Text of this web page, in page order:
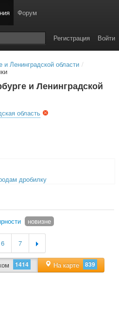
Форум
Войти
Регистрация
Ленинградской области /
и Ленинградской
область
дробилку
новизне
6 7
1414 На карте 839